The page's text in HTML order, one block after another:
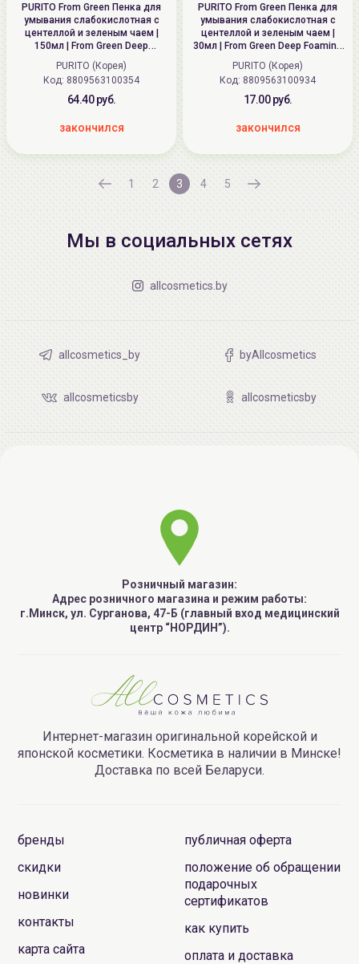
PURITO From Green Пенка для
умывания слабокислотная с
центеллой и зеленым чаем |
150мл | From Green Deep
Foaming Cleanser
PURITO (Корея)
Код: 8809563100354
64.40 руб.
закончился
PURITO From Green Пенка для
умывания слабокислотная с
центеллой и зеленым чаем |
30мл | From Green Deep Foaming
Cleanser
PURITO (Корея)
Код: 8809563100934
17.00 руб.
закончился
1 2 3 4 5
Мы в социальных сетях
allcosmetics.by
allcosmetics_by byAllcosmetics
allcosmeticsby allcosmeticsby
Розничный магазин:
Адрес розничного магазина и режим работы:
г.Минск, ул. Сурганова, 47-Б (главный вход медицинский
центр “НОРДИН”).
Интернет-магазин оригинальной корейской и
японской косметики. Косметика в наличии в Минске!
Доставка по всей Беларуси.
бренды
скидки
новинки
контакты
карта сайта
публичная оферта
положение об обращении
подарочных
сертификатов
как купить
оплата и доставка